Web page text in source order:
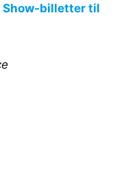
Show-billetter til